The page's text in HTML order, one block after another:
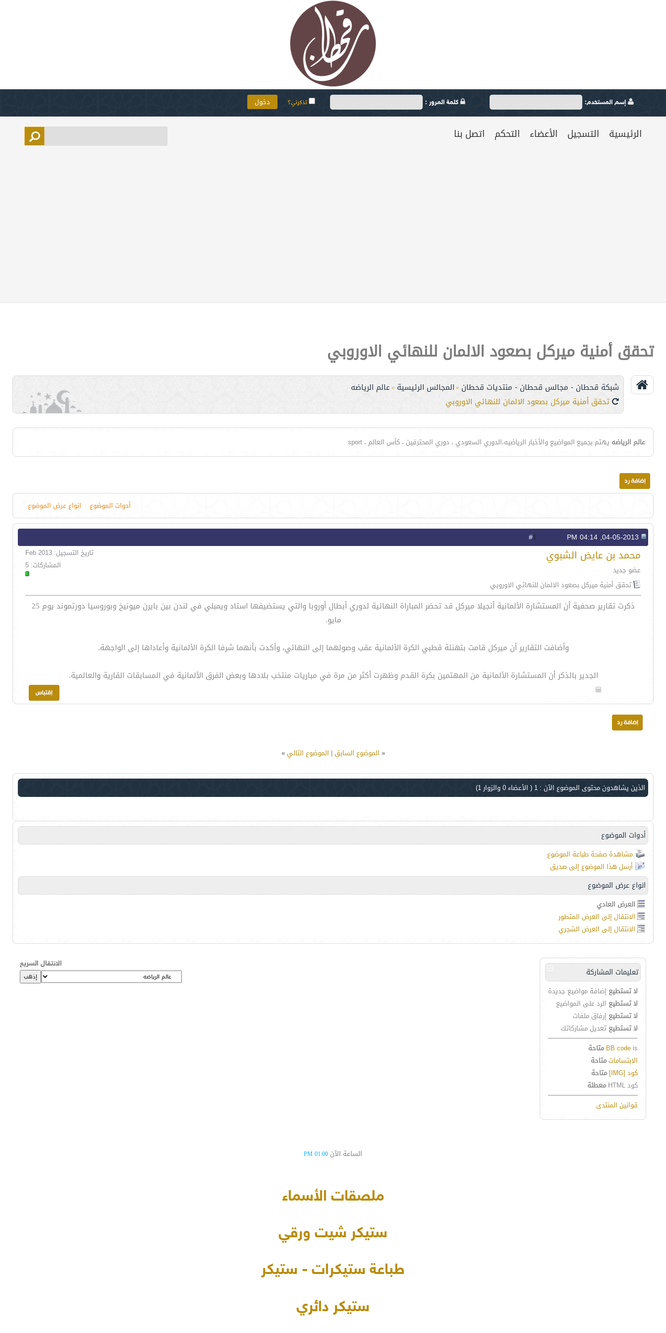
إسم المستخدم: كلمة المرور : تذكرني؟
الرئيسية التسجيل الأعضاء التحكم اتصل بنا
تحقق أمنية ميركل بصعود الالمان للنهائي الاوروبي
شبكة قحطان - مجالس قحطان - منتديات قحطان > المجالس الرئيسية > عالم الرياضه
تحقق أمنية ميركل بصعود الالمان للنهائي الاوروبي
عالم الرياضه يهتم بجميع المواضيع والأخبار الرياضيه،الدوري السعودي ، دوري المحترفين ، كأس العالم ، sport
أدوات الموضوع انواع عرض الموضوع
1
محمد بن عايض الشبوي
عضو جديد
تاريخ التسجيل: Feb 2013
المشاركات: 5
تحقق أمنية ميركل بصعود الالمان للنهائي الاوروبي
ذكرت تقارير صحفية أن المستشارة الألمانية أنجيلا ميركل قد تحضر المباراة النهائية لدوري أبطال أوروبا والتي يستضيفها استاد ويمبلي في لندن بين بايرن ميونيخ وبوروسيا دورتموند يوم 25
مايو.
وأضافت التقارير أن ميركل قامت بتهنئة قطبي الكرة الألمانية عقب وصولهما إلى النهائي، وأكدت بأنهما شرفا الكرة الألمانية وأعاداها إلى الواجهة.
الجدير بالذكر أن المستشارة الألمانية من المهتمين بكرة القدم وظهرت أكثر من مرة في مباريات منتخب بلادها وبعض الفرق الألمانية في المسابقات القارية والعالمية.
« الموضوع السابق| الموضوع التالي»
الذين يشاهدون محتوى الموضوع الآن : 1 ( الأعضاء 0 والزوار 1)
أدوات الموضوع
مشاهدة صفحة طباعة الموضوع
أرسل هذا الموضوع إلى صديق
انواع عرض الموضوع
العرض العادي
الانتقال إلى العرض المتطور
الانتقال إلى العرض الشجري
تعليمات المشاركة
لا تستطيع إضافة مواضيع جديدة
لا تستطيع الرد على المواضيع
لا تستطيع إرفاق ملفات
لا تستطيع تعديل مشاركاتك
BB code is
متاحة
الابتساماتمتاحة
كود [IMG]
متاحة
كود HTML
معطلة
قوانين المنتدى
الانتقال السريع
الساعة الآن 01:00 PM
ملصقات الأسماء
ستيكر شيت ورقي
طباعة ستيكرات - ستيكر
ستيكر دائري